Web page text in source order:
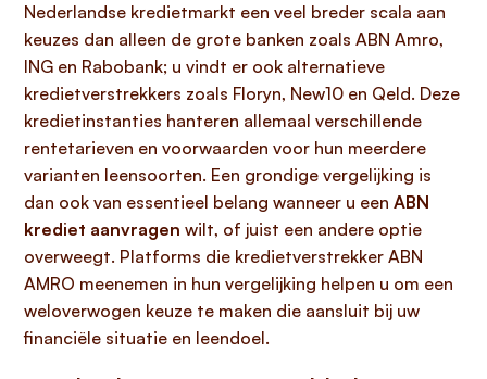
Nederlandse kredietmarkt een veel breder scala aan
keuzes dan alleen de grote banken zoals ABN Amro,
ING en Rabobank; u vindt er ook alternatieve
kredietverstrekkers zoals Floryn, New10 en Qeld. Deze
kredietinstanties hanteren allemaal verschillende
rentetarieven en voorwaarden voor hun meerdere
varianten leensoorten. Een grondige vergelijking is
dan ook van essentieel belang wanneer u een ABN
krediet aanvragen wilt, of juist een andere optie
overweegt. Platforms die kredietverstrekker ABN
AMRO meenemen in hun vergelijking helpen u om een
weloverwogen keuze te maken die aansluit bij uw
financiële situatie en leendoel.